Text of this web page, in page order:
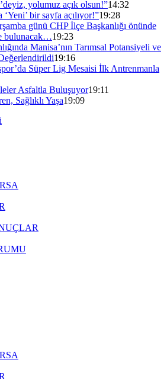
yolumuz açık olsun!”14:32
bir sayfa açılıyor!”19:28
günü CHP İlçe Başkanlığı önünde
bulunacak…19:23
Manisa’nın Tarımsal Potansiyeli ve
19:16
Süper Lig Mesaisi İlk Antrenmanla
Asfaltla Buluşuyor19:11
Sağlıklı Yaşa19:09